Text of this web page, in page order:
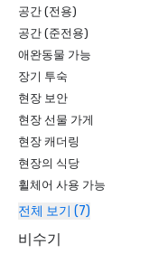
2024 트립어드바이
이러한 표창은 일관
노력을 강조하고 오
호텔 중 하나로서의
및 맞춤형 서비스에
를 뛰어넘는 데 초점
업계 평점
공간 (전용)
공간 (준전용)
애완동물 가능
장기 투숙
현장 보안
현장 선물 가게
현장 캐더링
현장의 식당
휠체어 사용 가능
전체 보기 (7)
비수기